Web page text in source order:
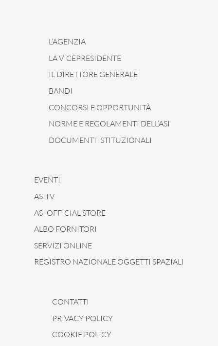
L’AGENZIA
LA VICEPRESIDENTE
IL DIRETTORE GENERALE
BANDI
CONCORSI E OPPORTUNITÀ
NORME E REGOLAMENTI DELL’ASI
DOCUMENTI ISTITUZIONALI
EVENTI
ASITV
ASI OFFICIAL STORE
ALBO FORNITORI
SERVIZI ONLINE
REGISTRO NAZIONALE OGGETTI SPAZIALI
CONTATTI
PRIVACY POLICY
COOKIE POLICY